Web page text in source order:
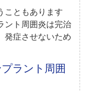
こともあります
ント周囲炎は完治
発症させないため
ラント周囲